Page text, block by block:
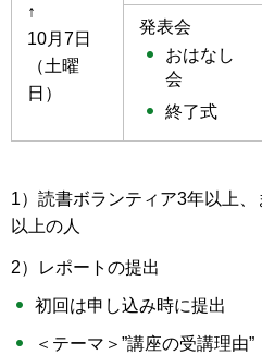
↑
10月7日
（土曜
日）
発表会
おはなし
会
終了式
1）読書ボランティア3年以上
以上の人
2）レポートの提出
初回は申し込み時に提出
＜テーマ＞”講座の受講理由”